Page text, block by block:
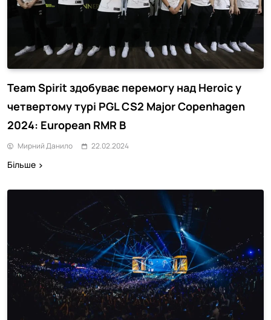
Team Spirit здобуває перемогу над Heroic у
четвертому турі PGL CS2 Major Copenhagen
2024: European RMR B
Мирний Данило 22.02.2024
Більше